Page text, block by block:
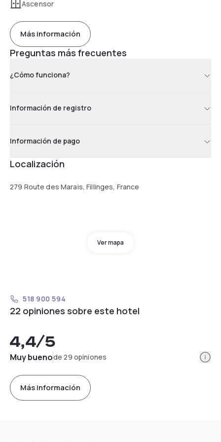
Ascensor
Más información
Preguntas más frecuentes
¿Cómo funciona?
Información de registro
Información de pago
Localización
279 Route des Marais, Fillinges, France
Ver mapa
518 900 594
22 opiniones sobre este hotel
4,4/5
Muy buenode 29 opiniones
Más información